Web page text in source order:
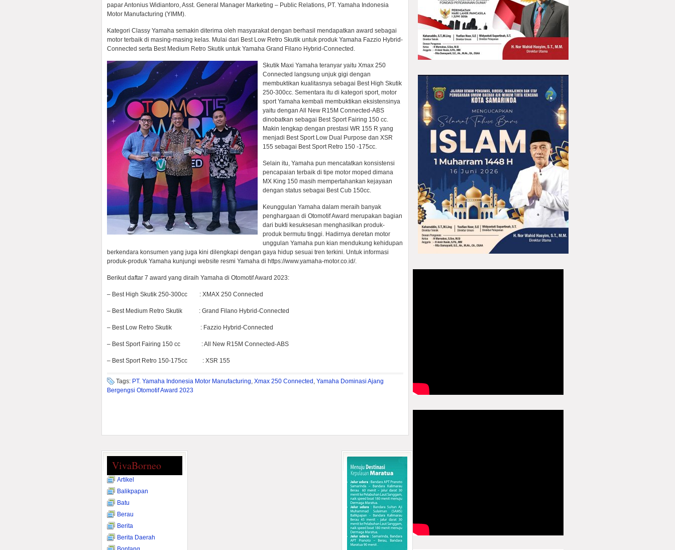
papar Antonius Widiantoro, Asst. General Manager Marketing – Public Relations, PT. Yamaha Indonesia
Motor Manufacturing (YIMM).
Kategori Classy Yamaha semakin diterima oleh masyarakat dengan berhasil mendapatkan award sebagai
motor terbaik di masing-masing kelas. Mulai dari Best Low Retro Skutik untuk produk Yamaha Fazzio Hybrid-
Connected serta Best Medium Retro Skutik untuk Yamaha Grand Filano Hybrid-Connected.
Skutik Maxi Yamaha teranyar yaitu Xmax 250
Connected langsung unjuk gigi dengan
membuktikan kualitasnya sebagai Best High Skutik
250-300cc. Sementara itu di kategori sport, motor
sport Yamaha kembali membuktikan eksistensinya
yaitu dengan All New R15M Connected-ABS
dinobatkan sebagai Best Sport Fairing 150 cc.
Makin lengkap dengan prestasi WR 155 R yang
menjadi Best Sport Low Dual Purpose dan XSR
155 sebagai Best Sport Retro 150 -175cc.
Selain itu, Yamaha pun mencatatkan konsistensi
pencapaian terbaik di tipe motor moped dimana
MX King 150 masih mempertahankan kejayaan
dengan status sebagai Best Cub 150cc.
Keunggulan Yamaha dalam meraih banyak
penghargaan di Otomotif Award merupakan bagian
dari bukti kesuksesan menghasilkan produk-
produk bermutu tinggi. Hadirnya deretan motor
unggulan Yamaha pun kian mendukung kehidupan
berkendara konsumen yang juga kini dilengkapi dengan gaya hidup sesuai tren terkini. Untuk informasi
produk-produk Yamaha kunjungi website resmi Yamaha di https://www.yamaha-motor.co.id/.
Berikut daftar 7 award yang diraih Yamaha di Otomotif Award 2023:
– Best High Skutik 250-300cc : XMAX 250 Connected
– Best Medium Retro Skutik : Grand Filano Hybrid-Connected
– Best Low Retro Skutik : Fazzio Hybrid-Connected
– Best Sport Fairing 150 cc : All New R15M Connected-ABS
– Best Sport Retro 150-175cc : XSR 155
Tags: PT. Yamaha Indonesia Motor Manufacturing, Xmax 250 Connected , Yamaha Dominasi Ajang
Bergengsi Otomotif Award 2023
VivaBorneo
Artikel
Balikpapan
Batu
Berau
Berita
Berita Daerah